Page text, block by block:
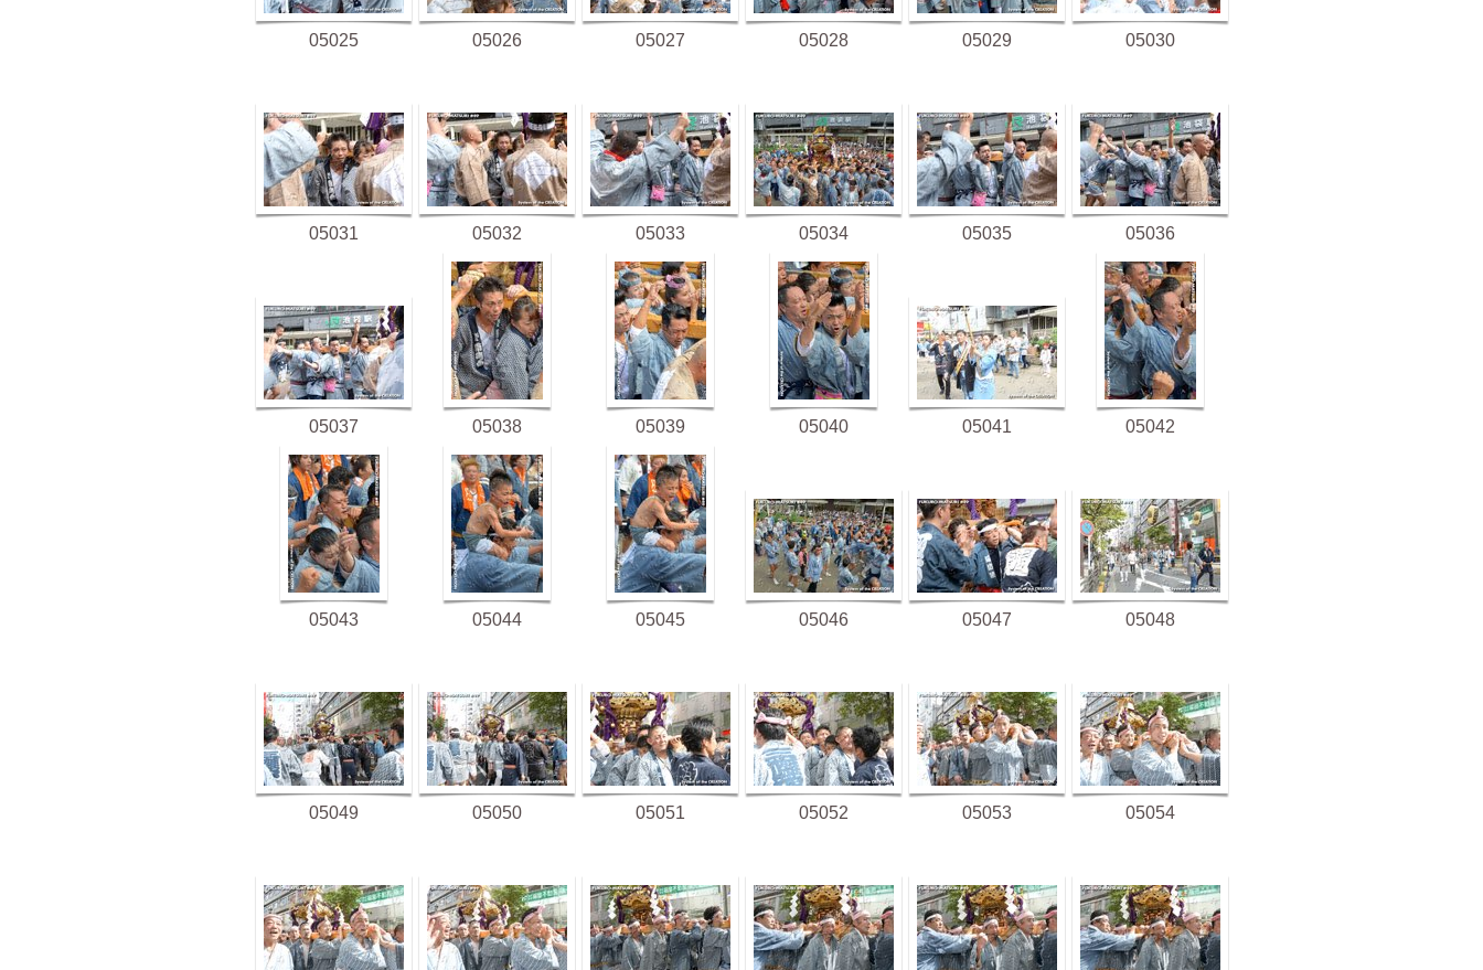
05025 05026 05027 05028 05029 05030
05031 05032 05033 05034 05035 05036
05037 05038 05039 05040 05041 05042
05043 05044 05045 05046 05047 05048
05049 05050 05051 05052 05053 05054